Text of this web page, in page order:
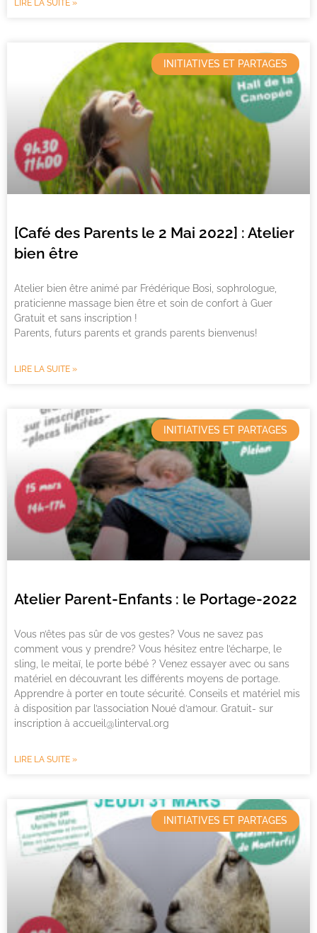
LIRE LA SUITE »
INITIATIVES ET PARTAGES
[Café des Parents le 2 Mai 2022] : Atelier
bien être
Atelier bien être animé par Frédérique Bosi, sophrologue,
praticienne massage bien être et soin de confort à Guer
Gratuit et sans inscription !
Parents, futurs parents et grands parents bienvenus!
LIRE LA SUITE »
INITIATIVES ET PARTAGES
Atelier Parent-Enfants : le Portage-2022
Vous n’êtes pas sûr de vos gestes? Vous ne savez pas
comment vous y prendre? Vous hésitez entre l’écharpe, le
sling, le meitaï, le porte bébé ? Venez essayer avec ou sans
matériel en découvrant les différents moyens de portage.
Apprendre à porter en toute sécurité. Conseils et matériel mis
à disposition par l’association Noué d’amour. Gratuit- sur
inscription à accueil@linterval.org
LIRE LA SUITE »
INITIATIVES ET PARTAGES